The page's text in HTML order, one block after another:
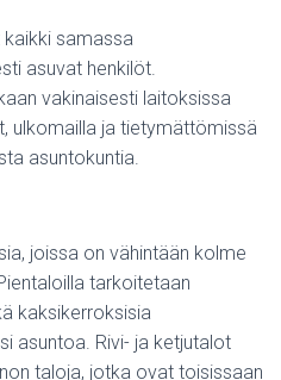
samassa
asuvat henkilöt.
vakinaisesti laitoksissa
ulkomailla ja tietymättömissä
asuntokuntia.
joissa on vähintään kolme
tarkoitetaan
kaksikerroksisia
asuntoa. Rivi- ja ketjutalot
taloja, jotka ovat toisissaan